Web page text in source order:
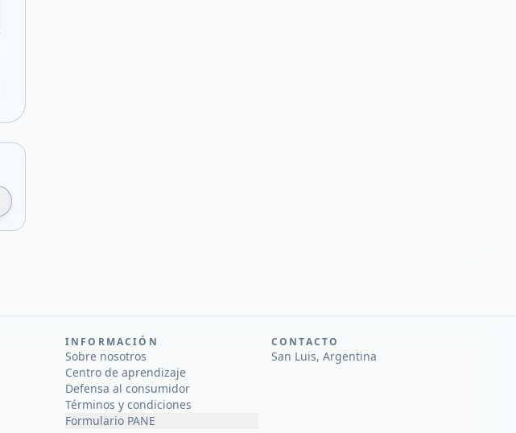
INFORMACIÓN
Sobre nosotros
Centro de aprendizaje
Defensa al consumidor
Términos y condiciones
Formulario PANE
CONTACTO
San Luis, Argentina